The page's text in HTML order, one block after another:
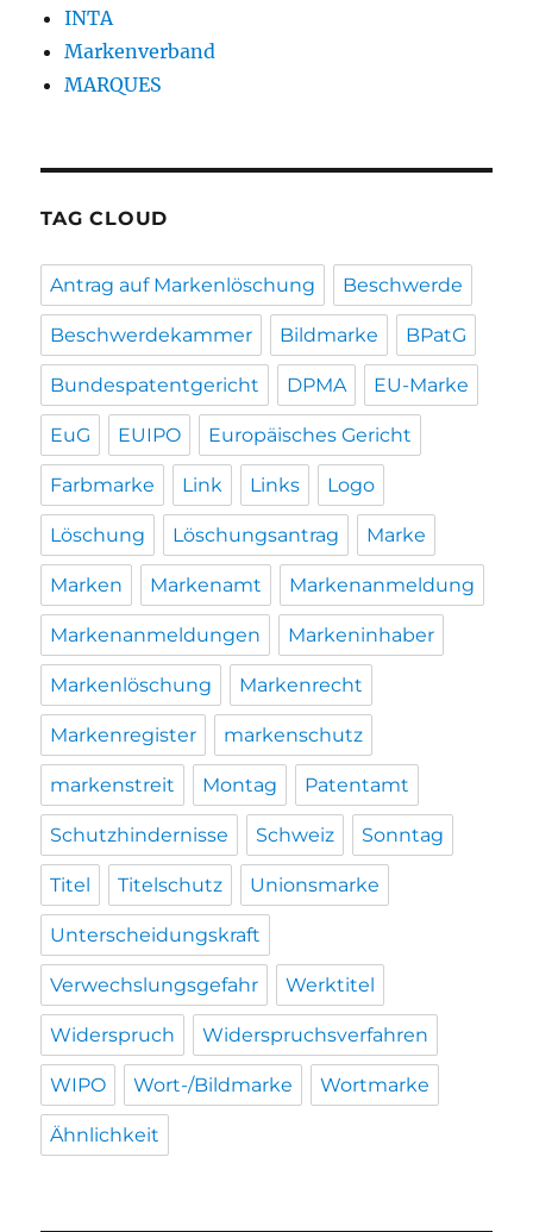
INTA
Markenverband
MARQUES
TAG CLOUD
Antrag auf Markenlöschung Beschwerde
Beschwerdekammer Bildmarke BPatG
Bundespatentgericht DPMA EU-Marke
EuG EUIPO Europäisches Gericht
Farbmarke Link Links Logo
Löschung Löschungsantrag Marke
Marken Markenamt Markenanmeldung
Markenanmeldungen Markeninhaber
Markenlöschung Markenrecht
Markenregister markenschutz
markenstreit Montag Patentamt
Schutzhindernisse Schweiz Sonntag
Titel Titelschutz Unionsmarke
Unterscheidungskraft
Verwechslungsgefahr Werktitel
Widerspruch Widerspruchsverfahren
WIPO Wort-/Bildmarke Wortmarke
Ähnlichkeit